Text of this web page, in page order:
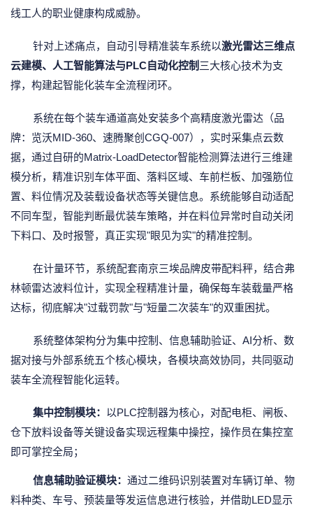
线工人的职业健康构成威胁。
针对上述痛点，自动引导精准装车系统以激光雷达三维点
云建模、人工智能算法与PLC自动化控制 三大核心技术为支
撑，构建起智能化装车全流程闭环。
系统在每个装车通道高处安装多个高精度激光雷达（品
牌：览沃MID-360、速腾聚创CGQ-007），实时采集点云数
据，通过自研的Matrix-LoadDetector智能检测算法进行三维建
模分析，精准识别车体平面、落料区域、车前栏板、加强筋位
置、料位情况及装载设备状态等关键信息。系统能够自动适配
不同车型，智能判断最优装车策略，并在料位异常时自动关闭
下料口、及时报警，真正实现"眼见为实"的精准控制。
在计量环节，系统配套南京三埃品牌皮带配料秤，结合弗
林顿雷达波料位计，实现全程精准计量，确保每车装载量严格
达标，彻底解决"过载罚款"与"短量二次装车"的双重困扰。
系统整体架构分为集中控制、信息辅助验证、AI分析、数
据对接与外部系统五个核心模块，各模块高效协同，共同驱动
装车全流程智能化运转。
集中控制模块： 以PLC控制器为核心，对配电柜、闸板、
仓下放料设备等关键设备实现远程集中操控，操作员在集控室
即可掌控全局；
信息辅助验证模块： 通过二维码识别装置对车辆订单、物
料种类、车号、预装量等发运信息进行核验，并借助LED显示